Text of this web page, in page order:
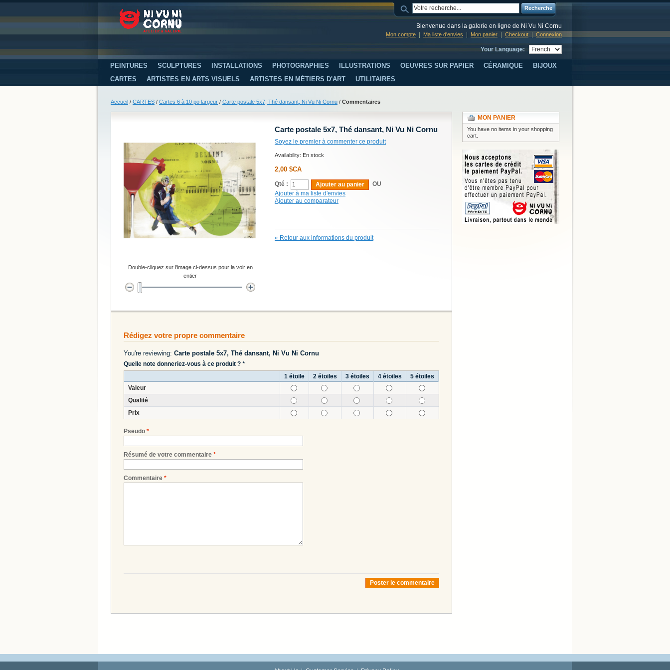
Recherche
Bienvenue dans la galerie en ligne de Ni Vu Ni Cornu
Mon compte Ma liste d'envies Mon panier Checkout Connexion
Your Language:
PEINTURES SCULPTURES INSTALLATIONS PHOTOGRAPHIES ILLUSTRATIONS OEUVRES SUR PAPIER CÉRAMIQUE
BIJOUX
CARTES
ARTISTES EN ARTS VISUELS ARTISTES EN MÉTIERS D'ART UTILITAIRES
Accueil / CARTES / Cartes 6 à 10 po largeur / Carte postale 5x7, Thé dansant, Ni Vu Ni Cornu / Commentaires
Carte postale 5x7, Thé dansant, Ni Vu Ni Cornu
Soyez le premier à commenter ce produit
Availability: En stock
2,00 $CA
Qté : Ajouter au panier
OU
Ajouter à ma liste d'envies
Ajouter au comparateur
« Retour aux informations du produit
Double-cliquez sur l'image ci-dessus pour la voir en
entier
Rédigez votre propre commentaire
You're reviewing: Carte postale 5x7, Thé dansant, Ni Vu Ni Cornu
Quelle note donneriez-vous à ce produit ? *
1 étoile
2 étoiles 3 étoiles 4 étoiles
5 étoiles
Valeur
Qualité
Prix
*
Pseudo
*
Résumé de votre commentaire
*
Commentaire
Poster le commentaire
MON PANIER
You have no items in your shopping
cart.